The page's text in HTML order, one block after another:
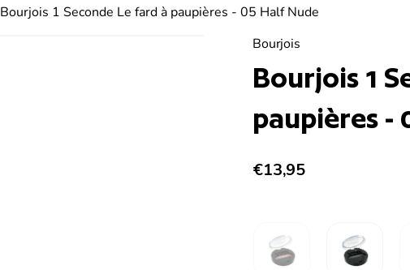
Bourjois 1 Seconde Le fard à paupières - 05 Half Nude
Bourjois
Bourjois 1
paupières -
Prix normal
€13,95